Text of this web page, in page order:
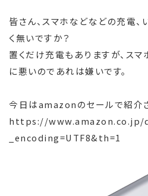
皆さん、スマホなどなどの充電、
く無いですか？
置くだけ充電もありますが、スマ
に悪いのであれは嫌いです。
今日はamazonのセールで紹介
https://www.amazon.co.jp/
_encoding=UTF8&th=1